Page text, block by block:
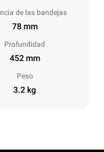
de las bandejas
78 mm
Profundidad
452 mm
Peso
3.2 kg